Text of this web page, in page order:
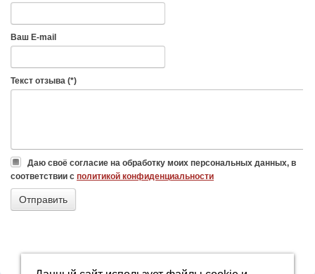
Ваш E-mail
Текст отзыва (*)
Даю своё согласие на обработку моих персональных данных, в
соответствии с политикой конфиденциальности